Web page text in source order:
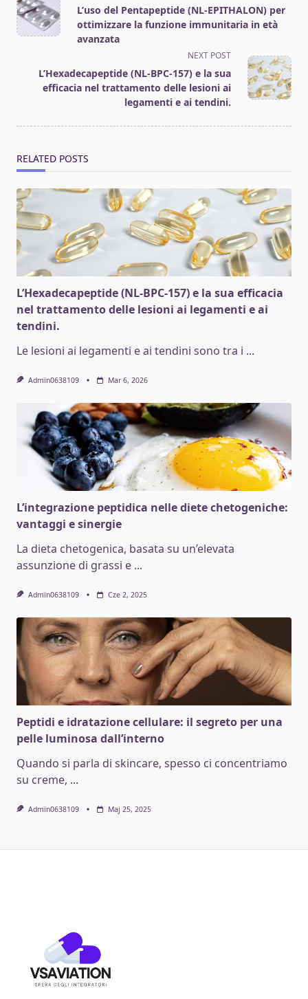
class="nav-
subtitle
screen-
text">Page</span>
L’uso del Pentapeptide (NL-EPITHALON) per
ottimizzare la funzione immunitaria in età
avanzata
NEXT POST
L’Hexadecapeptide (NL-BPC-157) e la sua
efficacia nel trattamento delle lesioni ai
legamenti e ai tendini.
RELATED POSTS
L’Hexadecapeptide (NL-BPC-157) e la sua efficacia
nel trattamento delle lesioni ai legamenti e ai
tendini.
Le lesioni ai legamenti e ai tendini sono tra i ...
Admin0638109 Mar 6, 2026
L’integrazione peptidica nelle diete chetogeniche:
vantaggi e sinergie
La dieta chetogenica, basata su un’elevata
assunzione di grassi e ...
Admin0638109 Cze 2, 2025
Peptidi e idratazione cellulare: il segreto per una
pelle luminosa dall’interno
Quando si parla di skincare, spesso ci concentriamo
su creme, ...
Admin0638109 Maj 25, 2025